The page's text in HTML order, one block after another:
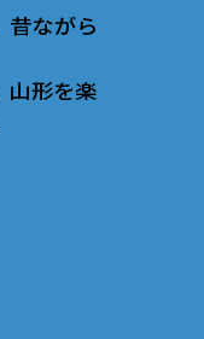
昔ながら
山形を楽